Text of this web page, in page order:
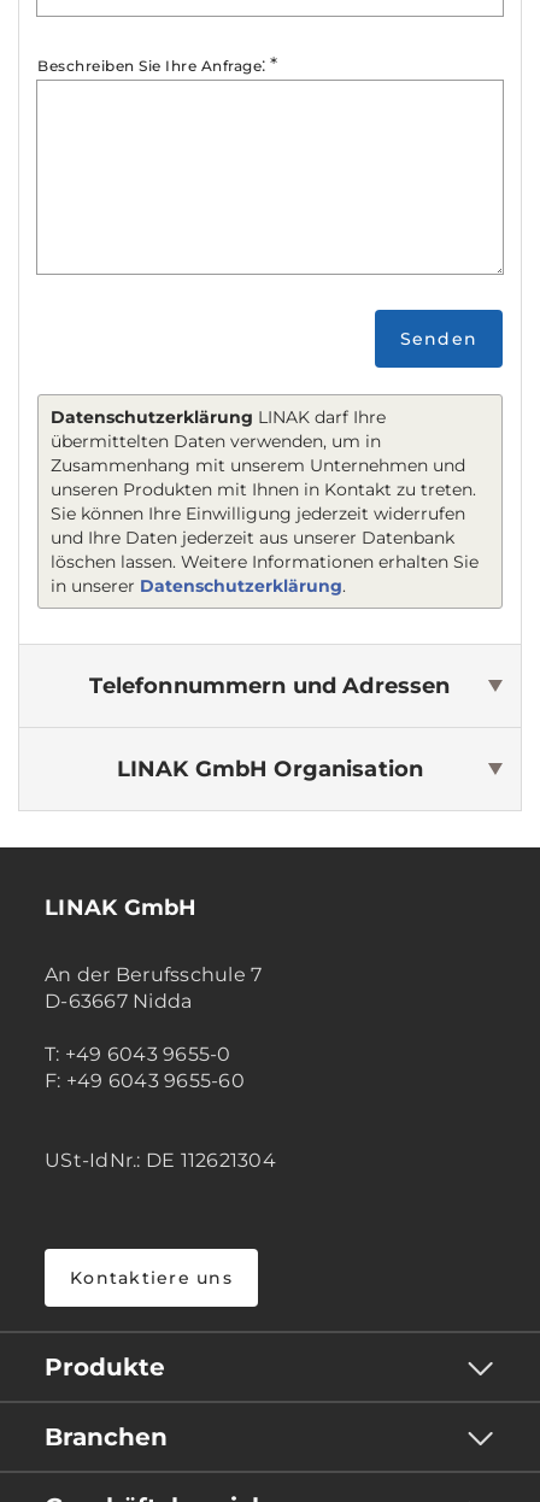
Beschreiben Sie Ihre Anfrage: *
Senden
Datenschutzerklärung LINAK darf Ihre
übermittelten Daten verwenden, um in
Zusammenhang mit unserem Unternehmen und
unseren Produkten mit Ihnen in Kontakt zu treten.
Sie können Ihre Einwilligung jederzeit widerrufen
und Ihre Daten jederzeit aus unserer Datenbank
löschen lassen. Weitere Informationen erhalten Sie
in unserer Datenschutzerklärung.
Telefonnummern und Adressen
LINAK GmbHOrganisation
LINAK GmbH
An der Berufsschule 7
D-63667 Nidda
T: +49 6043 9655-0
F: +49 6043 9655-60
USt-IdNr.: DE 112621304
Kontaktiere uns
Produkte
Branchen